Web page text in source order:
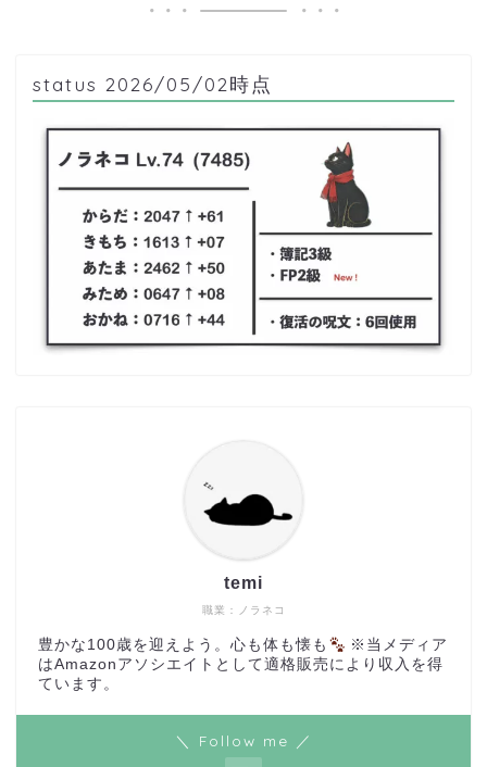
status 2026/05/02時点
職業：ノラネコ
temi
豊かな100歳を迎えよう。心も体も懐も
※当メディア
はAmazonアソシエイトとして適格販売により収入を得
ています。
＼ Follow me ／